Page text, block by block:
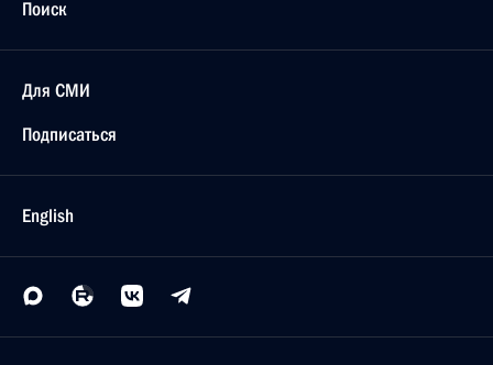
Поиск
Для СМИ
Подписаться
English